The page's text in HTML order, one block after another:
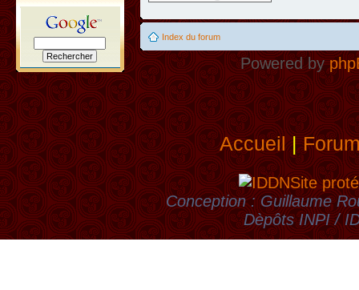
Index du forum
Powered by
Accueil|
Site
Conception : Guillaume
Dèpôts INPI /